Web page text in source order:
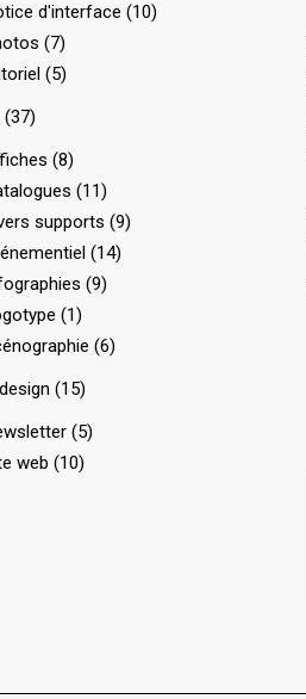
d'interface (10)
(7)
(5)
(37)
(8)
(11)
supports (9)
(14)
(9)
(1)
(6)
(15)
(5)
web (10)